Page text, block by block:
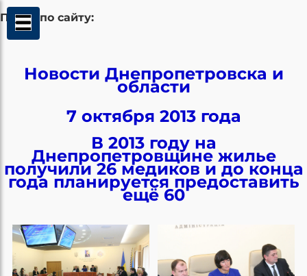
Поиск по сайту:
Новости Днепропетровска и
области
7 октября 2013 года
В 2013 году на
Днепропетровщине жилье
получили 26 медиков и до конца
года планируется предоставить
ещё 60